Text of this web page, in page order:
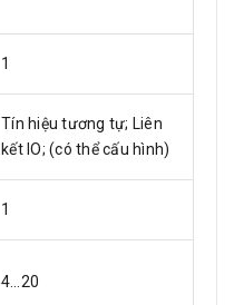
1
Tín hiệu tương tự; Liên
kết IO; (có thể cấu hình)
1
4…20